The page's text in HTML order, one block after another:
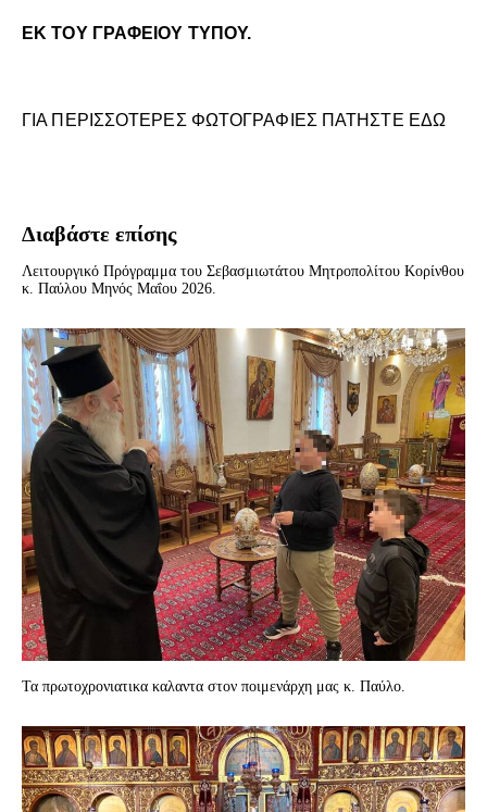
ΕΚ ΤΟΥ ΓΡΑΦΕΙΟΥ ΤΥΠΟΥ.
ΓΙΑ ΠΕΡΙΣΣΟΤΕΡΕΣ ΦΩΤΟΓΡΑΦΙΕΣ ΠΑΤΗΣΤΕ ΕΔΩ
Διαβάστε επίσης
Λειτουργικό Πρόγραμμα του Σεβασμιωτάτου Μητροπολίτου Κορίνθου
κ. Παύλου Μηνός Μαΐου 2026.
Τα πρωτοχρονιατικα καλαντα στον ποιμενάρχη μας κ. Παύλο.